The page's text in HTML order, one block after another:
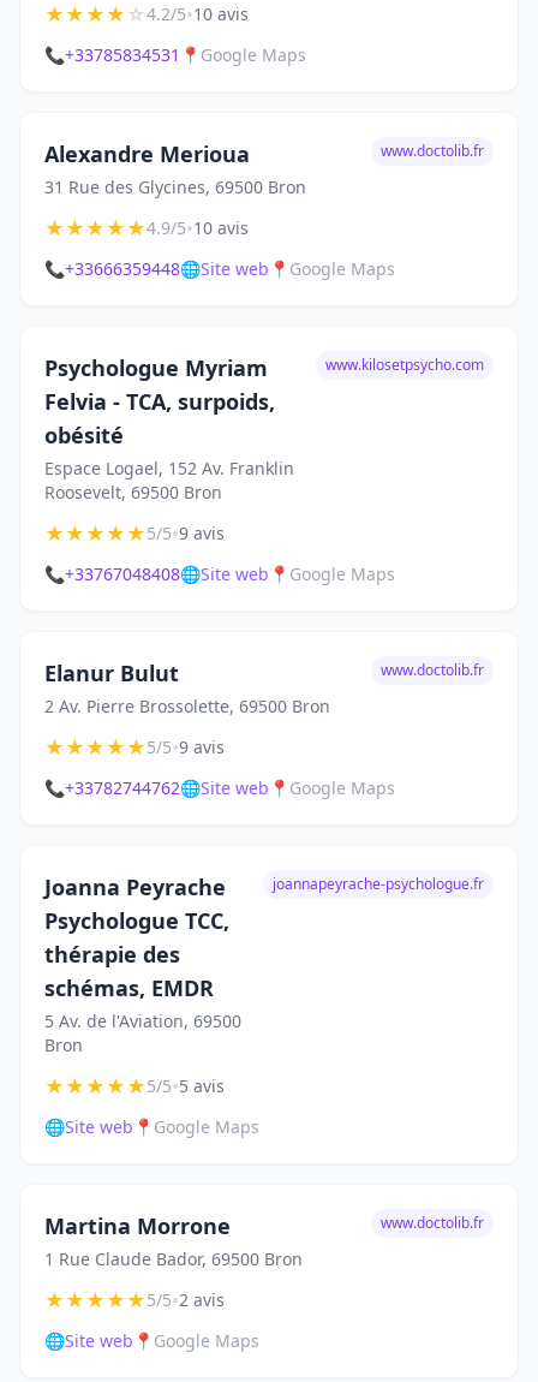
★★★★☆4.2/5•10 avis
📞+33785834531 📍 Google Maps
Alexandre Merioua
31 Rue des Glycines, 69500 Bron
www.doctolib.fr
★★★★★4.9/5•10 avis
📞+33666359448🌐Site web 📍 Google Maps
Psychologue Myriam
Felvia - TCA, surpoids,
obésité
Espace Logael, 152 Av. Franklin
Roosevelt, 69500 Bron
www.kilosetpsycho.com
★★★★★5/5•9 avis
📞+33767048408🌐Site web 📍 Google Maps
Elanur Bulut
2 Av. Pierre Brossolette, 69500 Bron
www.doctolib.fr
★★★★★5/5•9 avis
📞+33782744762🌐Site web 📍 Google Maps
Joanna Peyrache
Psychologue TCC,
thérapie des
schémas, EMDR
5 Av. de l'Aviation, 69500
Bron
joannapeyrache-psychologue.fr
★★★★★5/5•5 avis
🌐Site web 📍 Google Maps
Martina Morrone
1 Rue Claude Bador, 69500 Bron
www.doctolib.fr
★★★★★5/5•2 avis
🌐Site web 📍 Google Maps